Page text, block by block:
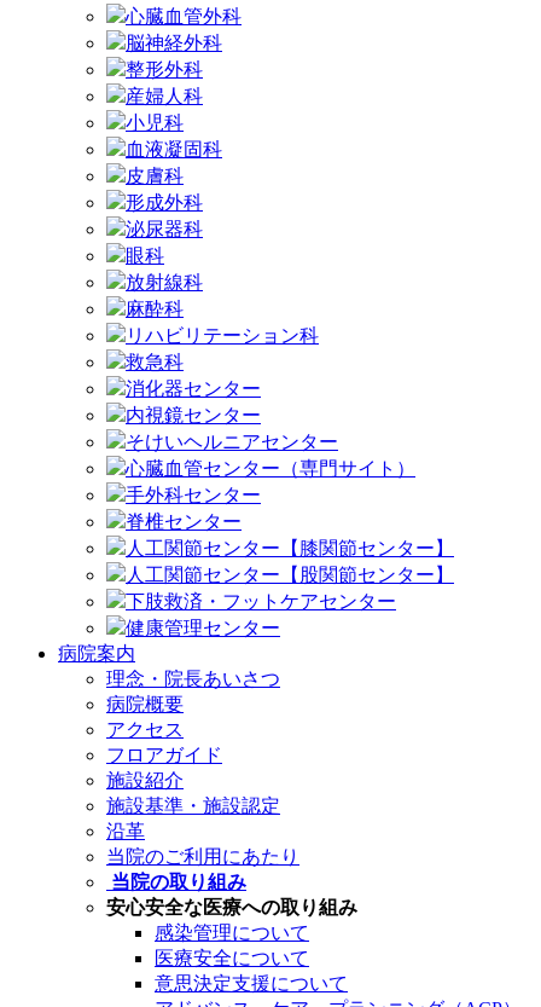
心臓血管外科
脳神経外科
整形外科
産婦人科
小児科
血液凝固科
皮膚科
形成外科
泌尿器科
眼科
放射線科
麻酔科
リハビリテーション科
救急科
消化器センター
内視鏡センター
そけいヘルニアセンター
心臓血管センター（専門サイト）
手外科センター
脊椎センター
人工関節センター【膝関節センター】
人工関節センター【股関節センター】
下肢救済・フットケアセンター
健康管理センター
病院案内
理念・院長あいさつ
病院概要
アクセス
フロアガイド
施設紹介
施設基準・施設認定
沿革
当院のご利用にあたり
当院の取り組み
安心安全な医療への取り組み
感染管理について
医療安全について
意思決定支援について